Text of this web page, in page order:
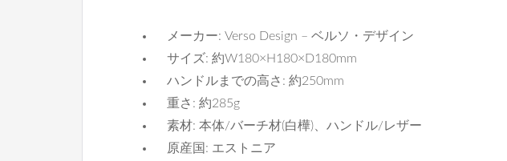
メーカー: Verso Design – ベルソ・デザイン
サイズ: 約W180×H180×D180mm
ハンドルまでの高さ: 約250mm
重さ: 約285g
素材: 本体/バーチ材(白樺)、ハンドル/レザー
原産国: エストニア